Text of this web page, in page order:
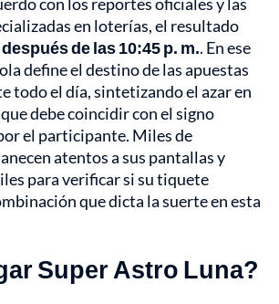
en loterías, el resultado
después de las 10:45 p. m.. En ese
define el destino de las apuestas
todo el día, sintetizando el azar en
debe coincidir con el signo
el participante. Miles de
atentos a sus pantallas y
para verificar si su tiquete
que dicta la suerte en esta
Super Astro Luna?